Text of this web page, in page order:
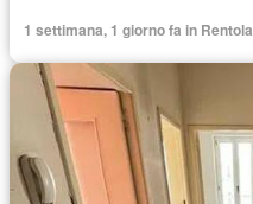
1 settimana, 1 giorno fa in Rentola